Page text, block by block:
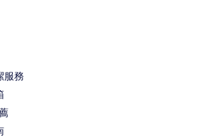
服務